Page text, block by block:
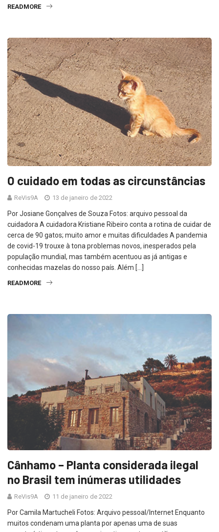
READMORE
O cuidado em todas as circunstâncias
ReVis9A 13 de janeiro de 2022
Por Josiane Gonçalves de Souza Fotos: arquivo pessoal da
cuidadora A cuidadora Kristiane Ribeiro conta a rotina de cuidar de
cerca de 90 gatos; muito amor e muitas dificuldades A pandemia
de covid-19 trouxe à tona problemas novos, inesperados pela
população mundial, mas também acentuou as já antigas e
conhecidas mazelas do nosso país. Além […]
READMORE
Cânhamo – Planta considerada ilegal
no Brasil tem inúmeras utilidades
ReVis9A 11 de janeiro de 2022
Por Camila Martucheli Fotos: Arquivo pessoal/Internet Enquanto
muitos condenam uma planta por apenas uma de suas